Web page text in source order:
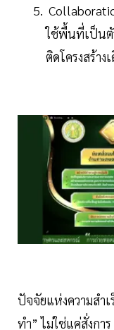
ใช้พื้นที่เป็นตั
ติดโครงสร้าง
ปัจจัยแห่งความสำ
ทำ” ไม่ใช่แค่สั่งกา